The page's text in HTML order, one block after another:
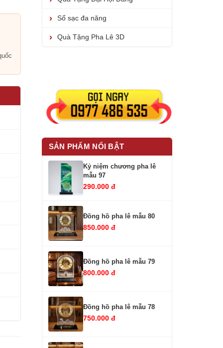
Sổ sạc đa năng
Quà Tặng Pha Lê 3D
SẢN PHẨM NỔI BẬT
Kỷ niệm chương pha lê
mẫu 97
290.000 đ
Đồng hồ pha lê mẫu 80
850.000 đ
Đồng hồ pha lê mẫu 79
800.000 đ
Đồng hồ pha lê mẫu 78
750.000 đ